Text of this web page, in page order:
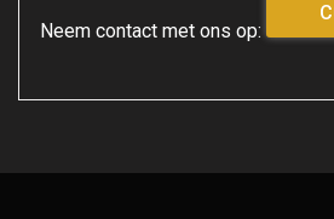
Neem contact met ons op: